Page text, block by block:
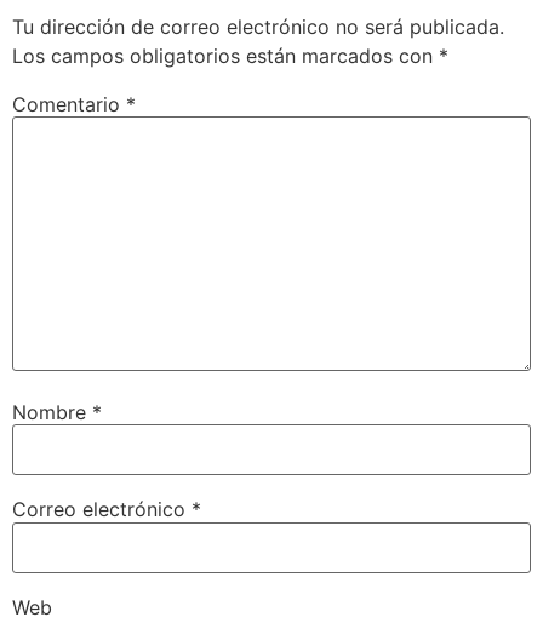
Tu dirección de correo electrónico no será publicada.
Los campos obligatorios están marcados con *
Comentario *
Nombre *
Correo electrónico *
Web